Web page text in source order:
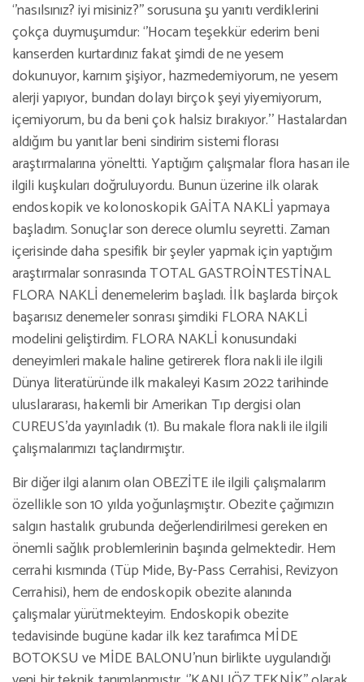
‘’nasılsınız? iyi misiniz?’’ sorusuna şu yanıtı verdiklerini
çokça duymuşumdur: ‘’Hocam teşekkür ederim beni
kanserden kurtardınız fakat şimdi de ne yesem
dokunuyor, karnım şişiyor, hazmedemiyorum, ne yesem
alerji yapıyor, bundan dolayı birçok şeyi yiyemiyorum,
içemiyorum, bu da beni çok halsiz bırakıyor.’’ Hastalardan
aldığım bu yanıtlar beni sindirim sistemi florası
araştırmalarına yöneltti. Yaptığım çalışmalar flora hasarı ile
ilgili kuşkuları doğruluyordu. Bunun üzerine ilk olarak
endoskopik ve kolonoskopik GAİTA NAKLİ yapmaya
başladım. Sonuçlar son derece olumlu seyretti. Zaman
içerisinde daha spesifik bir şeyler yapmak için yaptığım
araştırmalar sonrasında TOTAL GASTROİNTESTİNAL
FLORA NAKLİ denemelerim başladı. İlk başlarda birçok
başarısız denemeler sonrası şimdiki FLORA NAKLİ
modelini geliştirdim. FLORA NAKLİ konusundaki
deneyimleri makale haline getirerek flora nakli ile ilgili
Dünya literatüründe ilk makaleyi Kasım 2022 tarihinde
uluslararası, hakemli bir Amerikan Tıp dergisi olan
CUREUS’da yayınladık (1). Bu makale flora nakli ile ilgili
çalışmalarımızı taçlandırmıştır.
Bir diğer ilgi alanım olan OBEZİTE ile ilgili çalışmalarım
özellikle son 10 yılda yoğunlaşmıştır. Obezite çağımızın
salgın hastalık grubunda değerlendirilmesi gereken en
önemli sağlık problemlerinin başında gelmektedir. Hem
cerrahi kısmında (Tüp Mide, By-Pass Cerrahisi, Revizyon
Cerrahisi), hem de endoskopik obezite alanında
çalışmalar yürütmekteyim. Endoskopik obezite
tedavisinde bugüne kadar ilk kez tarafımca MİDE
BOTOKSU ve MİDE BALONU’nun birlikte uygulandığı